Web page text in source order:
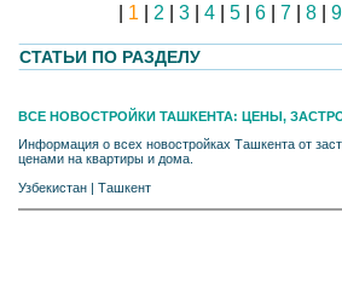
1 2 3 4 5 6 7 8 9
СТАТЬИ ПО РАЗДЕЛУ
ВСЕ НОВОСТРОЙКИ ТАШКЕНТА: ЦЕНЫ,
Информация о всех новостройках Ташкента от
ценами на квартиры и дома.
Узбекистан | Ташкент